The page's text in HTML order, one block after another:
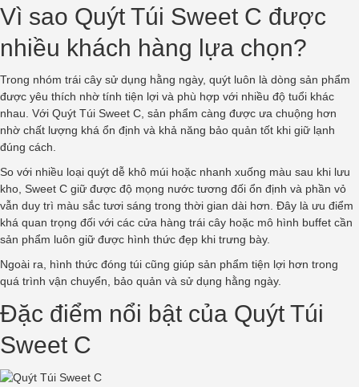
Vì sao Quýt Túi Sweet C được
nhiều khách hàng lựa chọn?
Trong nhóm trái cây sử dụng hằng ngày, quýt luôn là dòng sản phẩm
được yêu thích nhờ tính tiện lợi và phù hợp với nhiều độ tuổi khác
nhau. Với Quýt Túi Sweet C, sản phẩm càng được ưa chuộng hơn
nhờ chất lượng khá ổn định và khả năng bảo quản tốt khi giữ lạnh
đúng cách.
So với nhiều loại quýt dễ khô múi hoặc nhanh xuống màu sau khi lưu
kho, Sweet C giữ được độ mọng nước tương đối ổn định và phần vỏ
vẫn duy trì màu sắc tươi sáng trong thời gian dài hơn. Đây là ưu điểm
khá quan trọng đối với các cửa hàng trái cây hoặc mô hình buffet cần
sản phẩm luôn giữ được hình thức đẹp khi trưng bày.
Ngoài ra, hình thức đóng túi cũng giúp sản phẩm tiện lợi hơn trong
quá trình vận chuyển, bảo quản và sử dụng hằng ngày.
Đặc điểm nổi bật của Quýt Túi
Sweet C